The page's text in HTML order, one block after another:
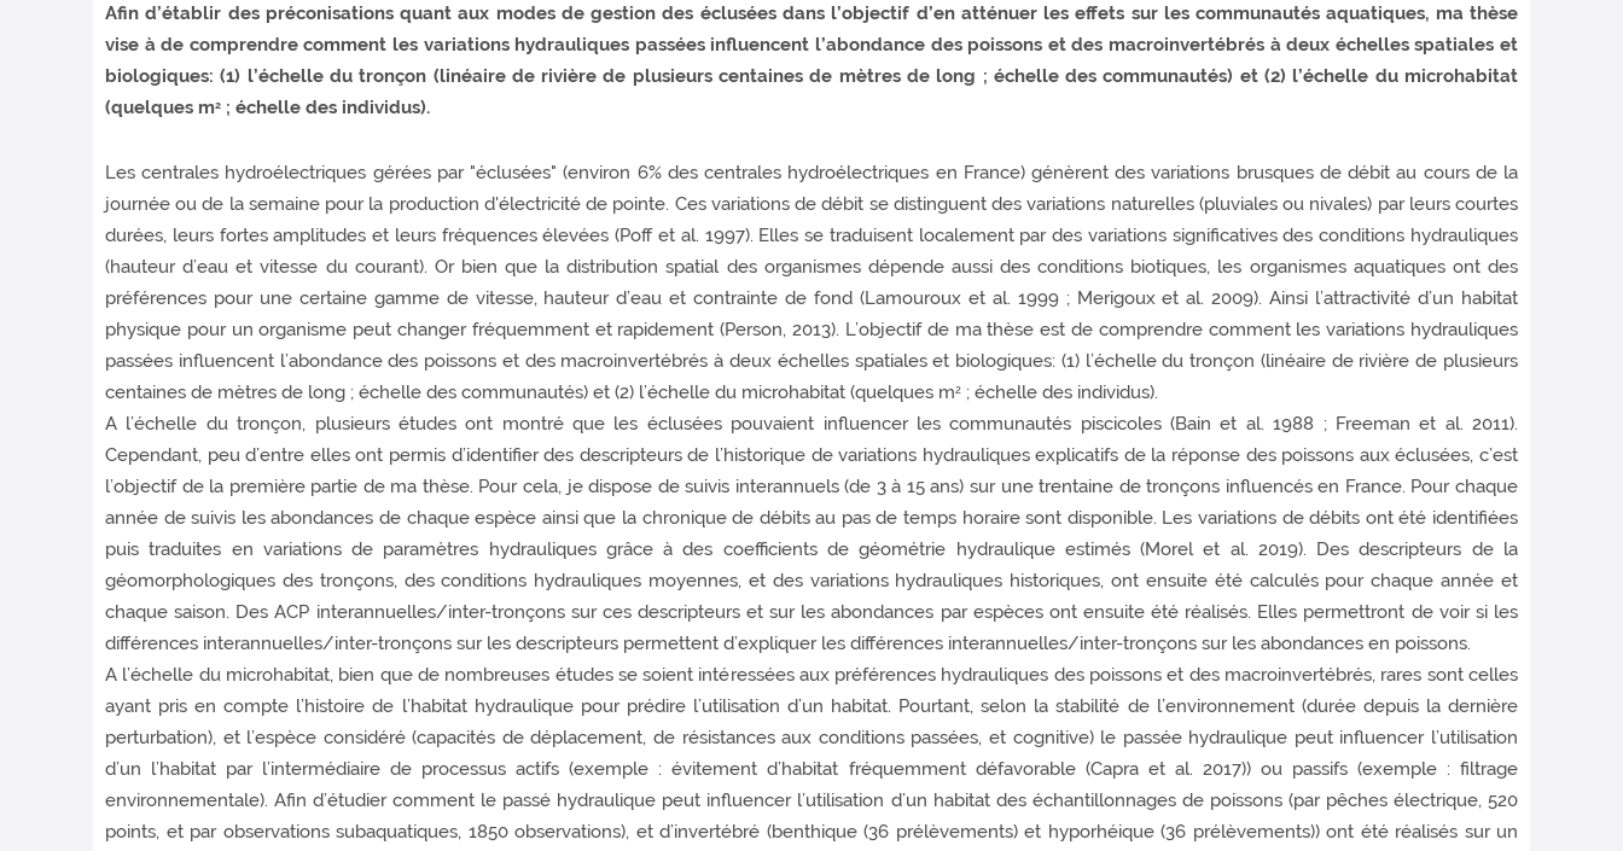
Afin d’établir des préconisations quant aux modes de gestion des éclusées dans l’objectif d’en atténuer les effets sur les communautés aquatiques, ma thèse
vise à de comprendre comment les variations hydrauliques passées influencent l’abondance des poissons et des macroinvertébrés à deux échelles spatiales et
biologiques: (1) l’échelle du tronçon (linéaire de rivière de plusieurs centaines de mètres de long ; échelle des communautés) et (2) l’échelle du microhabitat
(quelques m2 ; échelle des individus).
Les centrales hydroélectriques gérées par "éclusées" (environ 6% des centrales hydroélectriques en France) génèrent des variations brusques de débit au cours de la
journée ou de la semaine pour la production d'électricité de pointe. Ces variations de débit se distinguent des variations naturelles (pluviales ou nivales) par leurs courtes
durées, leurs fortes amplitudes et leurs fréquences élevées (Poff et al. 1997). Elles se traduisent localement par des variations significatives des conditions hydrauliques
(hauteur d’eau et vitesse du courant). Or bien que la distribution spatial des organismes dépende aussi des conditions biotiques, les organismes aquatiques ont des
préférences pour une certaine gamme de vitesse, hauteur d’eau et contrainte de fond (Lamouroux et al. 1999 ; Merigoux et al. 2009). Ainsi l’attractivité d’un habitat
physique pour un organisme peut changer fréquemment et rapidement (Person, 2013). L’objectif de ma thèse est de comprendre comment les variations hydrauliques
passées influencent l’abondance des poissons et des macroinvertébrés à deux échelles spatiales et biologiques: (1) l’échelle du tronçon (linéaire de rivière de plusieurs
centaines de mètres de long ; échelle des communautés) et (2) l’échelle du microhabitat (quelques m2 ; échelle des individus).
A l’échelle du tronçon, plusieurs études ont montré que les éclusées pouvaient influencer les communautés piscicoles (Bain et al. 1988 ; Freeman et al. 2011).
Cependant, peu d’entre elles ont permis d’identifier des descripteurs de l’historique de variations hydrauliques explicatifs de la réponse des poissons aux éclusées, c’est
l’objectif de la première partie de ma thèse. Pour cela, je dispose de suivis interannuels (de 3 à 15 ans) sur une trentaine de tronçons influencés en France. Pour chaque
année de suivis les abondances de chaque espèce ainsi que la chronique de débits au pas de temps horaire sont disponible. Les variations de débits ont été identifiées
puis traduites en variations de paramètres hydrauliques grâce à des coefficients de géométrie hydraulique estimés (Morel et al. 2019). Des descripteurs de la
géomorphologiques des tronçons, des conditions hydrauliques moyennes, et des variations hydrauliques historiques, ont ensuite été calculés pour chaque année et
chaque saison. Des ACP interannuelles/inter-tronçons sur ces descripteurs et sur les abondances par espèces ont ensuite été réalisés. Elles permettront de voir si les
différences interannuelles/inter-tronçons sur les descripteurs permettent d’expliquer les différences interannuelles/inter-tronçons sur les abondances en poissons.
A l’échelle du microhabitat, bien que de nombreuses études se soient intéressées aux préférences hydrauliques des poissons et des macroinvertébrés, rares sont celles
ayant pris en compte l’histoire de l’habitat hydraulique pour prédire l’utilisation d’un habitat. Pourtant, selon la stabilité de l’environnement (durée depuis la dernière
perturbation), et l’espèce considéré (capacités de déplacement, de résistances aux conditions passées, et cognitive) le passée hydraulique peut influencer l’utilisation
d’un l’habitat par l’intermédiaire de processus actifs (exemple : évitement d’habitat fréquemment défavorable (Capra et al. 2017)) ou passifs (exemple : filtrage
environnementale). Afin d’étudier comment le passé hydraulique peut influencer l’utilisation d’un habitat des échantillonnages de poissons (par pêches électrique, 520
points, et par observations subaquatiques, 1850 observations), et d’invertébré (benthique (36 prélèvements) et hyporhéique (36 prélèvements)) ont été réalisés sur un